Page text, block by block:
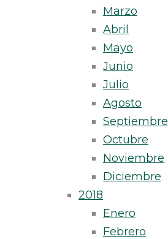
Marzo
Abril
Mayo
Junio
Julio
Agosto
Septiembre
Octubre
Noviembre
Diciembre
2018
Enero
Febrero